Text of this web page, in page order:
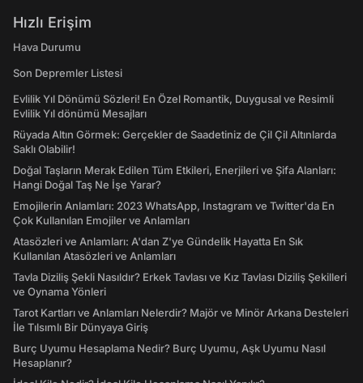
Hızlı Erişim
Hava Durumu
Son Depremler Listesi
Evlilik Yıl Dönümü Sözleri! En Özel Romantik, Duygusal ve Resimli
Evlilik Yıl dönümü Mesajları
Rüyada Altın Görmek: Gerçekler de Saadetiniz de Çil Çil Altınlarda
Saklı Olabilir!
Doğal Taşların Merak Edilen Tüm Etkileri, Enerjileri ve Şifa Alanları:
Hangi Doğal Taş Ne İşe Yarar?
Emojilerin Anlamları: 2023 WhatsApp, Instagram ve Twitter'da En
Çok Kullanılan Emojiler ve Anlamları
Atasözleri ve Anlamları: A'dan Z'ye Gündelik Hayatta En Sık
Kullanılan Atasözleri ve Anlamları
Tavla Diziliş Şekli Nasıldır? Erkek Tavlası ve Kız Tavlası Diziliş Şekilleri
ve Oynama Yönleri
Tarot Kartları ve Anlamları Nelerdir? Majör ve Minör Arkana Desteleri
İle Tılsımlı Bir Dünyaya Giriş
Burç Uyumu Hesaplama Nedir? Burç Uyumu, Aşk Uyumu Nasıl
Hesaplanır?